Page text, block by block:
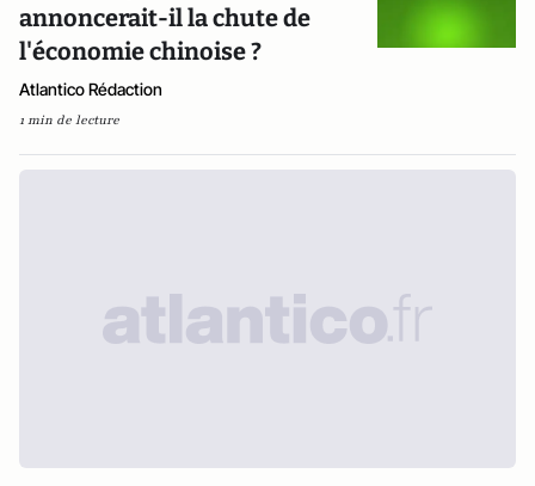
annoncerait-il la chute de
l'économie chinoise ?
Atlantico Rédaction
1 min de lecture